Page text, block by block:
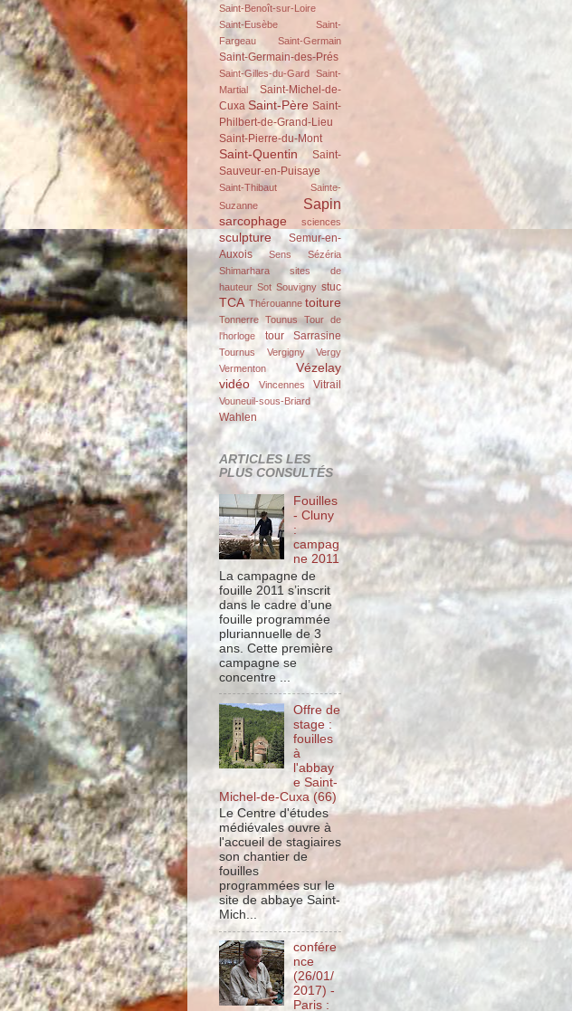
Saint-Benoît-sur-Loire
Saint-Eusèbe
Saint-
Fargeau
Saint-Germain
Saint-Germain-des-Prés
Saint-Gilles-du-Gard Saint-
Martial
Saint-Michel-de-
Cuxa Saint-Père Saint-
Philbert-de-Grand-Lieu
Saint-Pierre-du-Mont
Saint-Quentin
Saint-
Sauveur-en-Puisaye
Saint-Thibaut
Sainte-
Suzanne
Sapin
sarcophage sciences
sculpture
Semur-en-
Auxois
Sens
Sézéria
Shimarhara
sites de
hauteur Sot Souvigny stuc
TCA Thérouanne toiture
Tonnerre Tounus Tour de
l'horloge
tour Sarrasine
Tournus Vergigny
Vergy
Vermenton
Vézelay
vidéo
Vincennes Vitrail
Vouneuil-sous-Briard
Wahlen
ARTICLES LES
PLUS CONSULTÉS
Fouilles
- Cluny
:
campag
ne 2011
La campagne de
fouille 2011 s’inscrit
dans le cadre d’une
fouille programmée
pluriannuelle de 3
ans. Cette première
campagne se
concentre ...
Offre de
stage :
fouilles
à
l'abbay
e Saint-
Michel-de-Cuxa (66)
Le Centre d'études
médiévales ouvre à
l'accueil de stagiaires
son chantier de
fouilles
programmées sur le
site de abbaye Saint-
Mich...
confére
nce
(26/01/
2017) -
Paris :